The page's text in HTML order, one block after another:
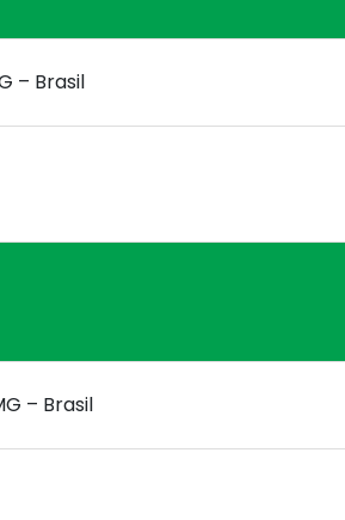
– Brasil
– Brasil